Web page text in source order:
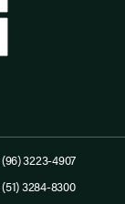
(96) 3223-4907
(51) 3284-8300